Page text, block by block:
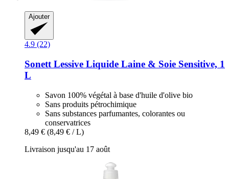
Ajouter
4.9 (22)
Sonett Lessive Liquide Laine & Soie Sensitive, 1
L
Savon 100% végétal à base d'huile d'olive bio
Sans produits pétrochimique
Sans substances parfumantes, colorantes ou
conservatrices
8,49 € (8,49 € / L)
Livraison jusqu'au 17 août